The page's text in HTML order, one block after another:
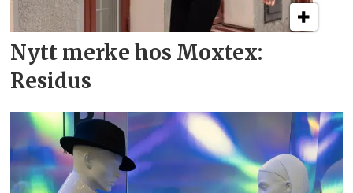
Nytt merke hos Moxtex:
Residus